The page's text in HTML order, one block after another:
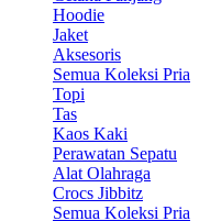
Hoodie
Jaket
Aksesoris
Semua Koleksi Pria
Topi
Tas
Kaos Kaki
Perawatan Sepatu
Alat Olahraga
Crocs Jibbitz
Semua Koleksi Pria